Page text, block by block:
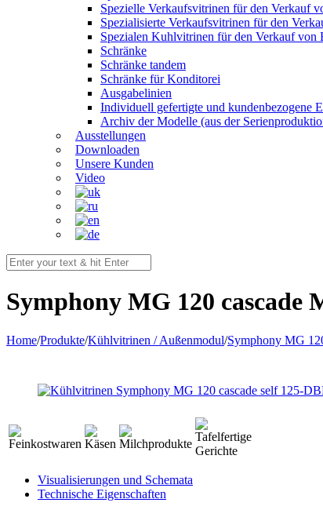
Spezielle Verkaufsvitrinen für den Verkauf
Spezialisierte Verkaufsvitrinen für den
Spezialen Kuhlvitrinen für den Verkauf von
Schränke
Schränke tandem
Schränke für Konditorei
Ausgabelinien
Individuell gefertigte und kundenbezogene
Archiv der Modelle (aus der
Ausstellungen
Downloaden
Unsere Kunden
Video
Symphony MG 120 cascade
Home/Produkte/Kühlvitrinen / Außenmodul/Symphony MG
Visualisierungen und Schemata
Technische Eigenschaften